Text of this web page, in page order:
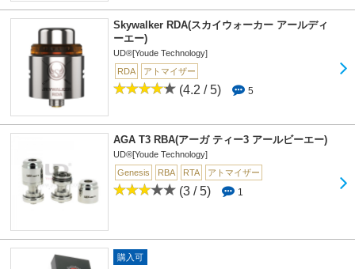
Skywalker RDA(スカイウォーカー アールディ
ーエー)
UD®[Youde Technology]
RDA
アトマイザー
(4.2 / 5) 5
AGA T3 RBA(アーガ ティー3 アールビーエー)
UD®[Youde Technology]
Genesis
RBA RTA アトマイザー
(3 / 5) 1
購入可